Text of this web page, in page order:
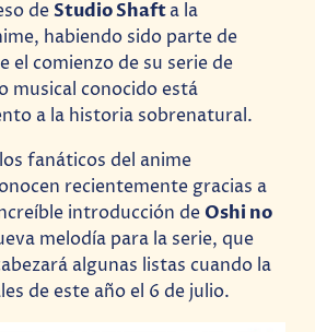
deStudio Shafta la
habiendo sido parte de
el comienzo de su serie de
musical conocido está
a la historia sobrenatural.
fanáticos del anime
recientemente gracias a
introducción de Oshi no
melodía para la serie, que
algunas listas cuando la
de este año el 6 de julio.